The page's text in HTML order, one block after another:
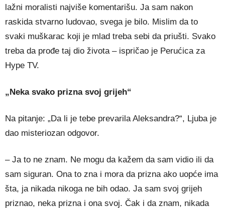
lažni moralisti najviše komentarišu. Ja sam nakon
raskida stvarno ludovao, svega je bilo. Mislim da to
svaki muškarac koji je mlad treba sebi da priušti. Svako
treba da prođe taj dio života – ispričao je Perućica za
Hype TV.
„Neka svako prizna svoj grijeh“
Na pitanje: „Da li je tebe prevarila Aleksandra?“, Ljuba je
dao misteriozan odgovor.
– Ja to ne znam. Ne mogu da kažem da sam vidio ili da
sam siguran. Ona to zna i mora da prizna ako uopće ima
šta, ja nikada nikoga ne bih odao. Ja sam svoj grijeh
priznao, neka prizna i ona svoj. Čak i da znam, nikada